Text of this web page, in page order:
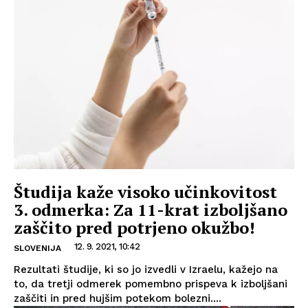
Študija kaže visoko učinkovitost
3. odmerka: Za 11-krat izboljšano
zaščito pred potrjeno okužbo!
SLOVENIJA 12. 9. 2021, 10:42
Rezultati študije, ki so jo izvedli v Izraelu, kažejo na
to, da tretji odmerek pomembno prispeva k izboljšani
zaščiti in pred hujšim potekom bolezni....